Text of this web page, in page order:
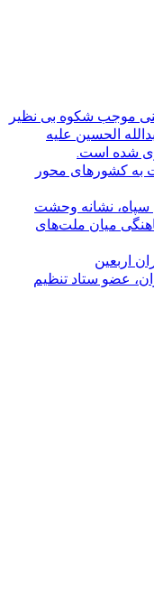
موجب شکوه بی نظیر
الحسین علیه
شده است.
به کشورهای محور
نشانه‌ وحشت
میان ملت‌های
عضو ستاد تنظیم